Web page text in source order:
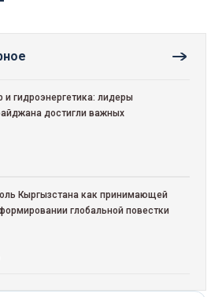
и гидроэнергетика: лидеры
достигли важных
Кыргызстана как принимающей
глобальной повестки